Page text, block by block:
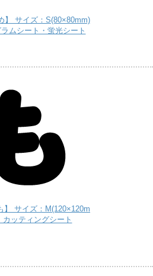
サイズ：S(80×80mm)
ムシート・蛍光シート
サイズ：M(120×120m
カッティングシート